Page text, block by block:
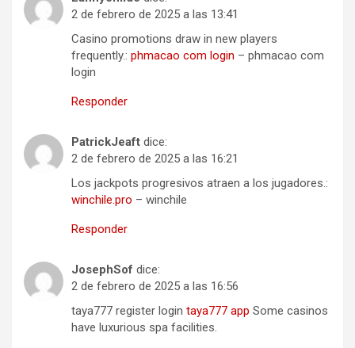
2 de febrero de 2025 a las 13:41
Casino promotions draw in new players
frequently.: phmacao com login – phmacao com
login
Responder
PatrickJeaft dice:
2 de febrero de 2025 a las 16:21
Los jackpots progresivos atraen a los jugadores.:
winchile.pro – winchile
Responder
JosephSof dice:
2 de febrero de 2025 a las 16:56
taya777 register login taya777 app Some casinos
have luxurious spa facilities.